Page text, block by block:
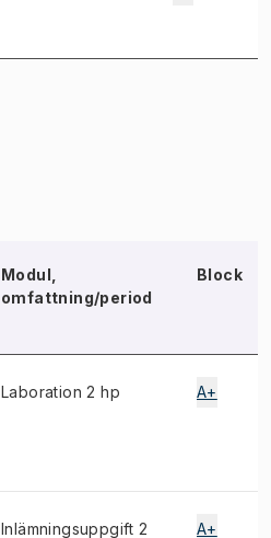
Modul,
omfattning/period
Block
Laboration 2 hp A+
Inlämningsuppgift 2 A+